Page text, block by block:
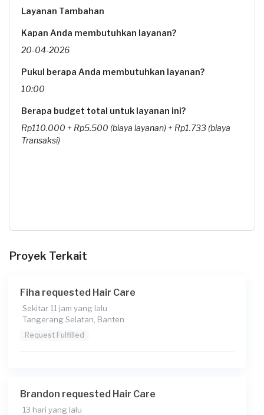
Layanan Tambahan
Kapan Anda membutuhkan layanan?
20-04-2026
Pukul berapa Anda membutuhkan layanan?
10:00
Berapa budget total untuk layanan ini?
Rp110.000 + Rp5.500 (biaya layanan) + Rp1.733 (biaya
Transaksi)
Proyek Terkait
Fiha requested Hair Care
Sekitar 11 jam yang lalu
Tangerang Selatan, Banten
Request Fulfilled
Brandon requested Hair Care
13 hari yang lalu